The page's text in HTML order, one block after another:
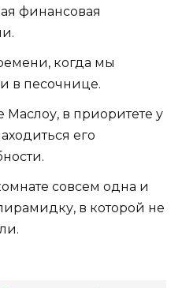
финансовая
когда мы
в песочнице.
в приоритете у
его
совсем одна и
в которой не